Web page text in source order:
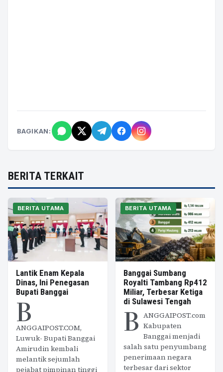
BAGIKAN:
BERITA TERKAIT
BERITA UTAMA
Lantik Enam Kepala
Dinas, Ini Penegasan
Bupati Banggai
B
ANGGAIPOST.COM,
Luwuk- Bupati Banggai
Amirudin kembali
melantik sejumlah
pejabat pimpinan tinggi
BERITA UTAMA
Banggai Sumbang
Royalti Tambang Rp412
Miliar, Terbesar Ketiga
di Sulawesi Tengah
B ANGGAIPOST.com
Kabupaten
Banggai menjadi
salah satu penyumbang
penerimaan negara
terbesar dari sektor